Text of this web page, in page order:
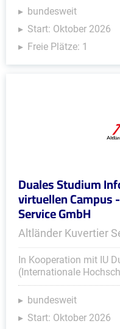
bundesweit
Start: Oktober 2026
Freie Plätze: 1
Duales Studium
virtuellen Campus
Service GmbH
Altländer Kuvertier
In Kooperation mit IU
(Internationale
bundesweit
Start: Oktober 2026